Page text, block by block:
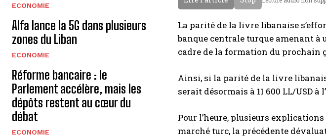
ECONOMIE
Alfa lance la 5G dans plusieurs
zones du Liban
ECONOMIE
Réforme bancaire : le
Parlement accélère, mais les
dépôts restent au cœur du
débat
ECONOMIE
La parité de la livre libanaise
banque centrale turque amenant à
cadre de la formation du prochain
Ainsi, si la parité de la livre
serait désormais à 11 600 LL/USD à
Pour l’heure, plusieurs
marché turc, la précédente